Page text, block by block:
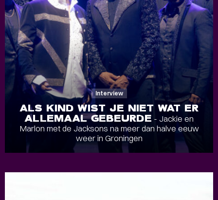
Interview
ALS KIND WIST JE NIET WAT ER
ALLEMAAL GEBEURDE - Jackie en
Marlon met de Jacksons na meer dan halve eeuw
weer in Groningen